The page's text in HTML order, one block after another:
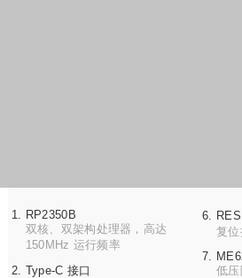
RP2350B
双核、双架构处理器，高达
150MHz 运行频率
Type-C 接口
复
低